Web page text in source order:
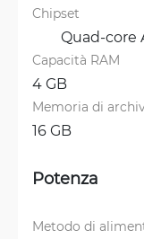
Chipset
Quad-core
Capacità RAM
4 GB
Memoria di
16 GB
Potenza
Metodo di